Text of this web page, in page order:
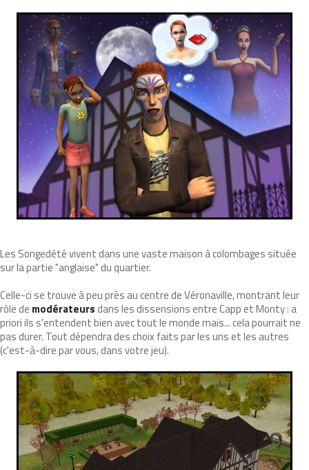
Les Songedété vivent dans une vaste maison à colombages située
sur la partie "anglaise" du quartier.
Celle-ci se trouve à peu près au centre de Véronaville, montrant leur
rôle de modérateursdans les dissensions entre Capp et Monty : a
priori ils s'entendent bien avec tout le monde mais... cela pourrait ne
pas durer. Tout dépendra des choix faits par les uns et les autres
(c'est-à-dire par vous, dans votre jeu).